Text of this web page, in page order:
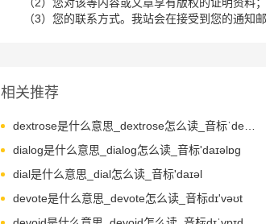
（3）您的联系方式。我站会在接受到您的通知
相关推荐
dextrose是什么意思_dextrose怎么读_音标ˈdekstrəʊz
dialog是什么意思_dialog怎么读_音标'daɪəlɒg
dial是什么意思_dial怎么读_音标'daɪəl
devote是什么意思_devote怎么读_音标dɪ'vəʊt